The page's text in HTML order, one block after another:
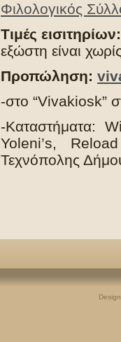
Φιλολογικός
Τιμές εισιτηρίων:
εξώστη είναι
Προπώληση:
-στο “Vivakiosk”
-Καταστήματα:
Yoleni’s,
Τεχνόπολης